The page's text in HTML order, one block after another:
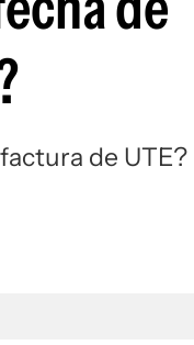
de UTE?